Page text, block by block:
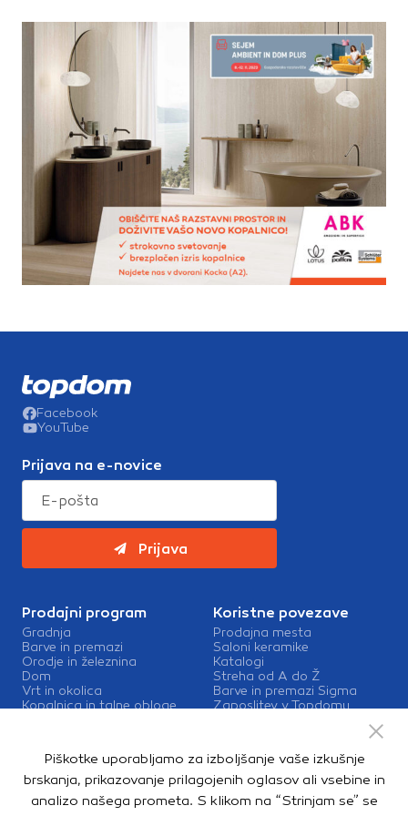
Facebook
YouTube
Prijava na e-novice
Prijava
Prodajni program
Gradnja
Barve in premazi
Orodje in železnina
Dom
Vrt in okolica
Kopalnica in talne obloge
Koristne povezave
Prodajna mesta
Saloni keramike
Katalogi
Streha od A do Ž
Barve in premazi Sigma
Zaposlitev v Topdomu
Storitve
Izris kopalnic
Mešalnice barv
Dostava
Piškotke uporabljamo za izboljšanje vaše izkušnje
brskanja, prikazovanje prilagojenih oglasov ali vsebine in
analizo našega prometa. S klikom na “Strinjam se” se
Ti piškotki so nujni za delovanje spletnega mesta, zato jih v
naših sistemih ni mogoče izklopiti. Običajno so nastavljeni
samo kot odziv na vaša dejanja, ki vodijo do storitvenih
zahtev, na primer nastavitev zasebnosti, prijava ali
izpolnjevanje obrazcev. Na voljo imate nastavitev, da
brskalnik blokira te piškotke ali vas opozori na njih. V tem
primeru nekateri deli spletnega mesta ne bodo delovali.
Piškotki za učinkovitost delovanja
S temi piškotki štejemo obiske in izvor prometa, da lahko
merimo in izboljšamo učinkovitost delovanja našega
spletnega mesta. Z njimi prepoznamo, katera mesta so
najbolj in najmanj priljubljena, in opazujemo, kako se
piškotkov zavrnete, ne bomo vedeli, kdaj ste obiskali naše
Piškotki za ciljno usmerjenost
Te piškotke nastavijo naši oglaševalski partnerji.
Partnerska oglaševalska podjetja jih lahko uporabljajo za
prikazovanje ustreznih oglasov na drugih spletnih mestih.
Pri delu uporabljajo edinstveno prepoznavanje vašega
brskalnika in naprave. Če zavrnete uporabo teh piškotkov,
ne boste deležni našega ciljnega spletnega oglaševanja.
DOVOLI VSE